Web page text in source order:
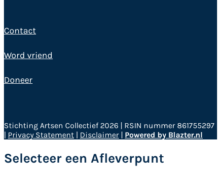
Contact
Word vriend
Doneer
Stichting Artsen Collectief 2026 | RSIN nummer 861755297
| Privacy Statement | Disclaimer | Powered by Blazter.nl
Selecteer een Afleverpunt